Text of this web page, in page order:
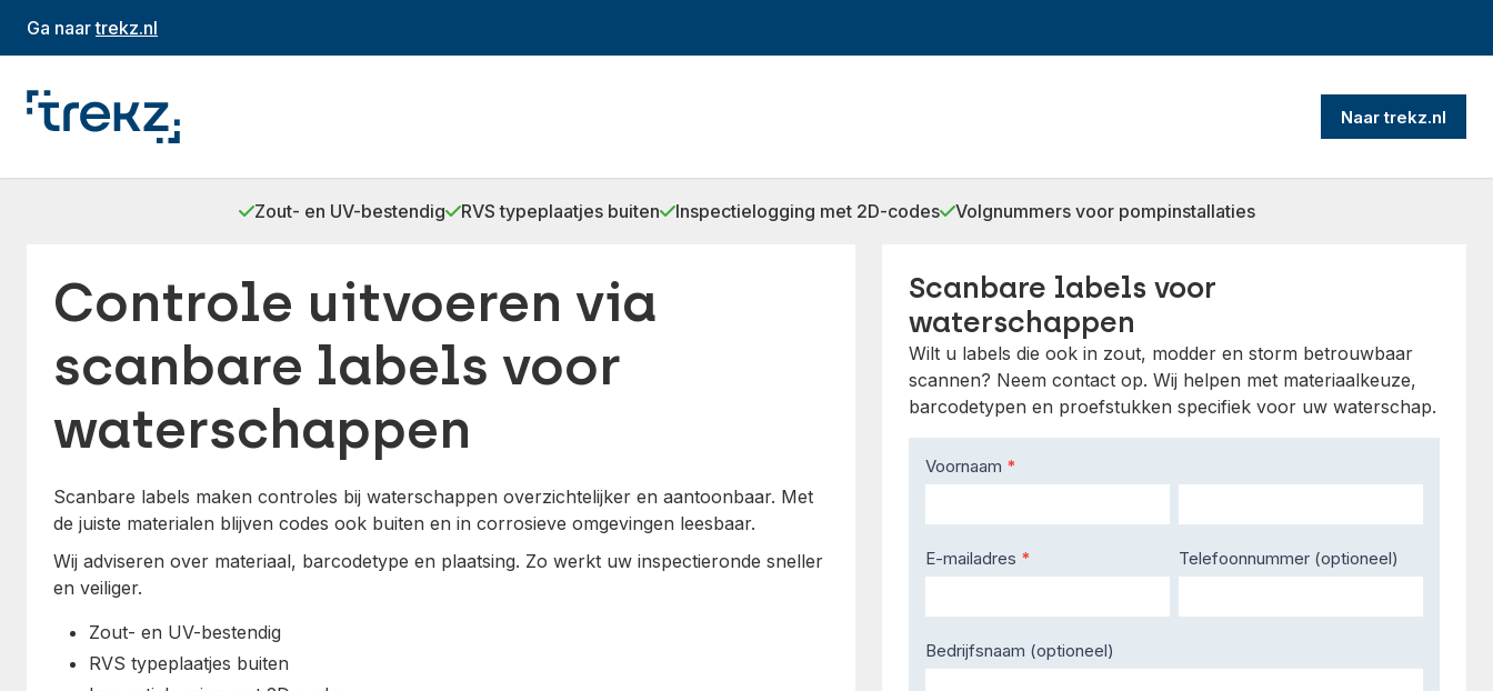
Ga naartrekz.nl
Naar trekz.nl
Zout- en UV-bestendig RVS typeplaatjes buiten Inspectielogging met 2D-codes Volgnummers voor pompinstallaties
Controle uitvoeren via
scanbare labels voor
waterschappen
Scanbare labels maken controles bij waterschappen overzichtelijker en aantoonbaar. Met
de juiste materialen blijven codes ook buiten en in corrosieve omgevingen leesbaar.
Wij adviseren over materiaal, barcodetype en plaatsing. Zo werkt uw inspectieronde sneller
en veiliger.
Zout- en UV-bestendig
RVS typeplaatjes buiten
Scanbare labels voor
waterschappen
Wilt u labels die ook in zout, modder en storm betrouwbaar
scannen? Neem contact op. Wij helpen met materiaalkeuze,
barcodetypen en proefstukken specifiek voor uw waterschap.
Contact
Us
Voornaam *
E-mailadres * Telefoonnummer (optioneel)
Bedrijfsnaam (optioneel)